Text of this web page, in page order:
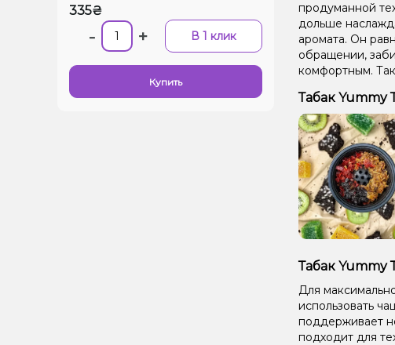
335₴
- + В 1 клик
Купить
продуманной
дольше
аромата. Он
обращении,
комфортным.
Табак Yummy
Табак Yummy
Для
использовать
поддерживает
подходит для